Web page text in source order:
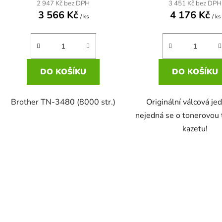
2 947 Kč bez DPH
3 566 Kč / ks
DO KOŠÍKU
Brother TN-3480 (8000 str.)
3 451 Kč bez DPH
4 176 Kč / ks
DO KOŠÍKU
Originální válcová
nejedná se o tonerovou
kazetu!